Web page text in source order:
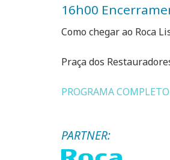
16h00
Como chegar ao Roca
Praça dos
PROGRAMA COMPLETO
PARTNER: